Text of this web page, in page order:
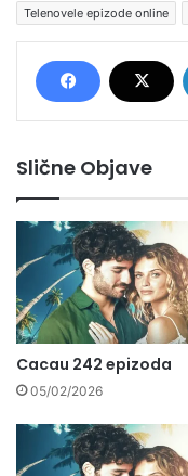
Telenovele epizode online
Slične Objave
Cacau 242 epizoda
05/02/2026